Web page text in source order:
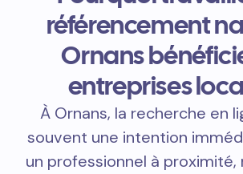
référencement
Ornans
entreprises
À Ornans, la recherche en
souvent une intention
un professionnel à proximité,